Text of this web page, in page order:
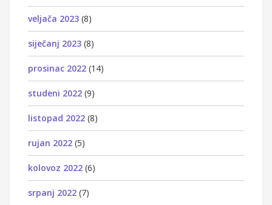
veljača 2023 (8)
siječanj 2023 (8)
prosinac 2022 (14)
studeni 2022 (9)
listopad 2022 (8)
rujan 2022 (5)
kolovoz 2022 (6)
srpanj 2022 (7)